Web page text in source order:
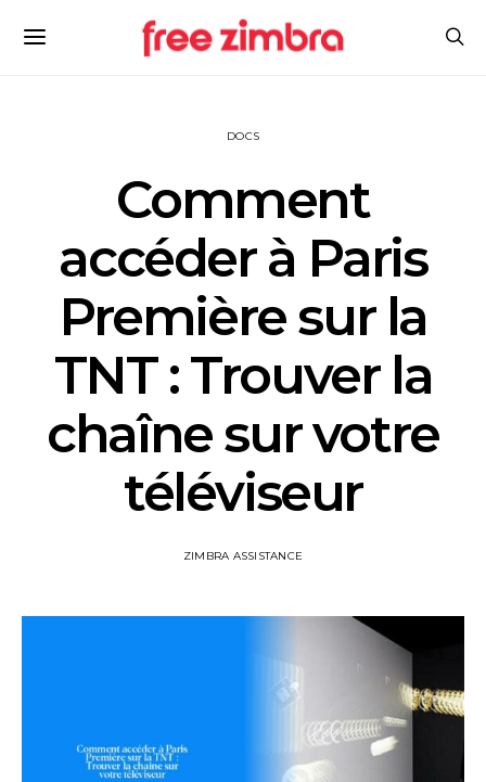
DOCS
Comment
accéder à Paris
Première sur la
TNT : Trouver la
chaîne sur votre
téléviseur
ZIMBRA ASSISTANCE